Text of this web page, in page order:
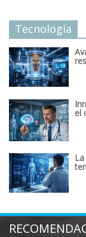
Tecnología
el